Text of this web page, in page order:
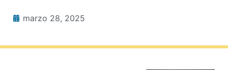
marzo 28, 2025